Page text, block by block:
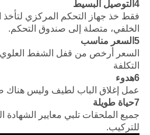
4التوصيل البسيط
فقط خذ جهاز التحكم المركزي لتأخذ
الخلفي، متصلة إلى صندوق التحكم.
5السعر مناسب
السعر أرخص من قفل الشفط
التكلفة
6هدوء
عمل إغلاق الباب لطيف وليس هناك
7حياة طويلة
للتركيب.